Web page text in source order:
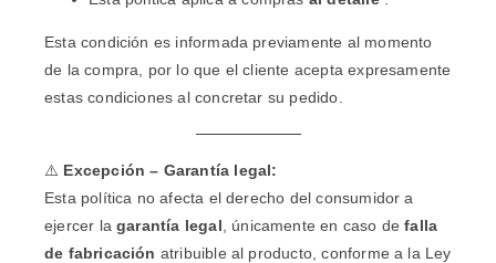
Esta condición es informada previamente al momento
de la compra, por lo que el cliente acepta expresamente
estas condiciones al concretar su pedido.
⚠️ Excepción – Garantía legal:
Esta política no afecta el derecho del consumidor a
ejercer lagarantía legal , únicamente en caso defalla
de fabricación atribuible al producto, conforme a la Ley